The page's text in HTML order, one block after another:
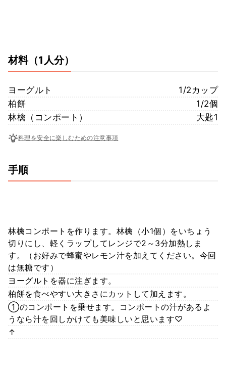
材料（1人分）
ヨーグルト
1/2カップ
柏餅
1/2個
林檎（コンポート）
大匙1
料理を安全に楽しむための注意事項
手順
林檎コンポートを作ります。林檎（小1個）をいちょう
切りにし、軽くラップしてレンジで2～3分加熱しま
す。（お好みで蜂蜜やレモン汁を加えてください。今回
は無糖です）
ヨーグルトを器に注ぎます。
柏餅を食べやすい大きさにカットして加えます。
①のコンポートを乗せます。コンポートの汁があるよ
うなら汁を回しかけても美味しいと思います♡
↑